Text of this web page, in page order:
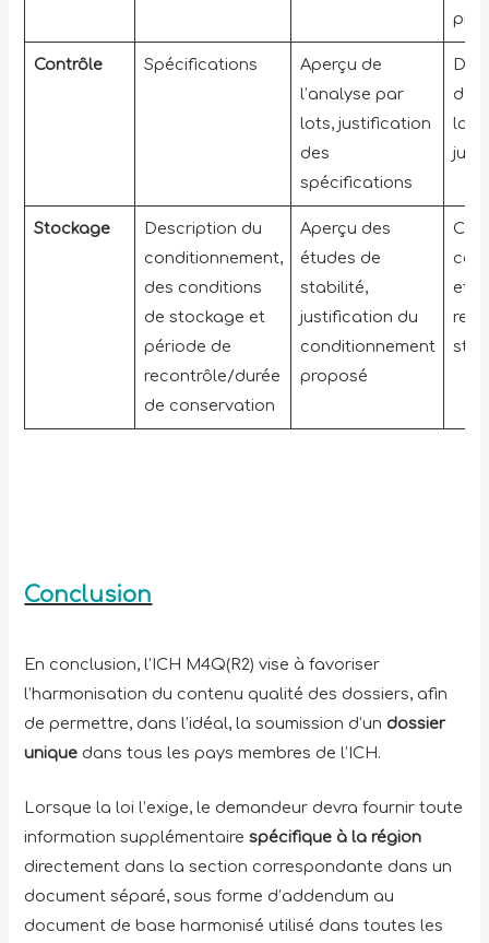
Contrôle Spécifications
Aperçu de
l’analyse par
lots, justification
des
spécifications
lots
Stockage
Description du
conditionnement,
des conditions
de stockage et
période de
recontrôle/durée
de conservation
Aperçu des
études de
stabilité,
justification du
conditionnement
proposé
et
Conclusion
En conclusion, l’ICH M4Q(R2) vise à favoriser
l’harmonisation du contenu qualité des dossiers, afin
de permettre, dans l’idéal, la soumission d’un dossier
unique dans tous les pays membres de l’ICH.
Lorsque la loi l’exige, le demandeur devra fournir toute
information supplémentairespécifique à la région
directement dans la section correspondante dans un
document séparé, sous forme d’addendum au
document de base harmonisé utilisé dans toutes les